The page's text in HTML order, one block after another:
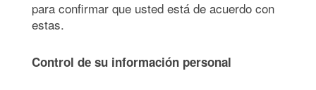
para confirmar que usted está de acuerdo con
estas.
Control de su información personal